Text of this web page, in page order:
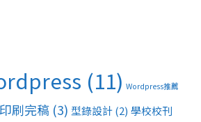
(11) Wordpress推薦
印刷完稿 (3) 型錄設計(2) 學校校刊